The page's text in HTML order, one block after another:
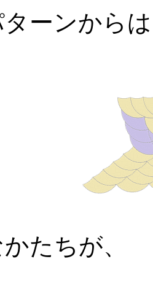
ーンからは
たちが、